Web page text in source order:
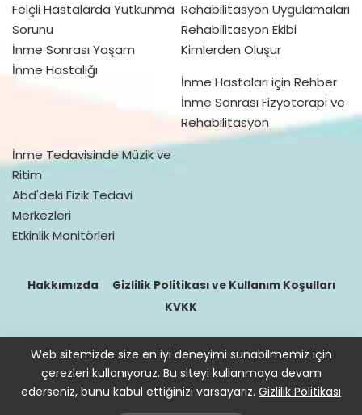
Felçli Hastalarda Yutkunma
Sorunu
İnme Sonrası Yaşam
İnme Hastalığı
Rehabilitasyon Uygulamaları
Rehabilitasyon Ekibi
Kimlerden Oluşur
İnme Hastaları için Rehber
İnme Sonrası Fizyoterapi ve
Rehabilitasyon
İnme Tedavisinde Müzik ve
Ritim
Abd'deki Fizik Tedavi
Merkezleri
Etkinlik Monitörleri
Hakkımızda
Gizlilik Politikası ve Kullanım Koşulları
KVKK
© 2016–2021 doktorfizik
Site içeriğinde bulunan bilgiler destek sağlamak içindir. Hekimin
hastasını tıbbi amaçla muayene etmesi, tanı ve teşhis koyması
Web sitemizde size en iyi deneyimi sunabilmemiz için
çerezleri kullanıyoruz. Bu siteyi kullanmaya devam
ederseniz, bunu kabul ettiğinizi varsayarız. Gizlilik Politikası